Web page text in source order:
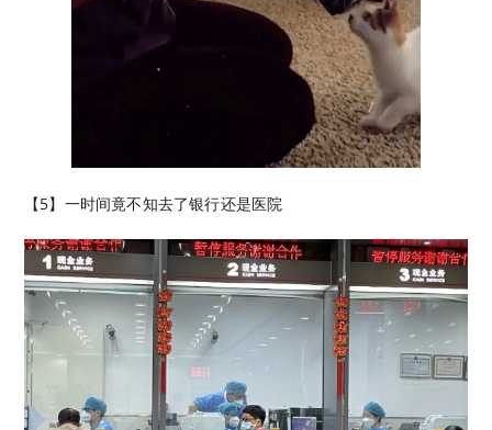
【5】一时间竟不知去了银行还是医院